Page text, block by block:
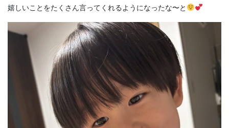
嬉しいことをたくさん言ってくれるようになったな〜と